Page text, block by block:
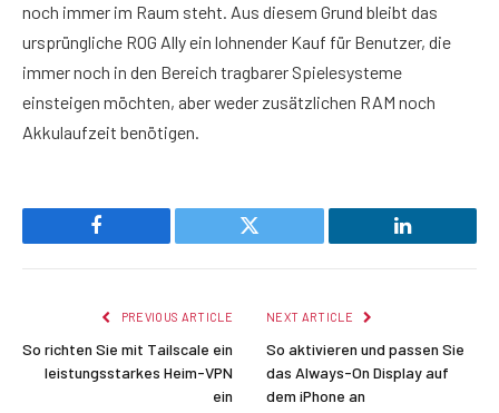
noch immer im Raum steht. Aus diesem Grund bleibt das
ursprüngliche ROG Ally ein lohnender Kauf für Benutzer, die
immer noch in den Bereich tragbarer Spielesysteme
einsteigen möchten, aber weder zusätzlichen RAM noch
Akkulaufzeit benötigen.
Facebook Twitter LinkedIn
PREVIOUS ARTICLE
So richten Sie mit Tailscale ein
leistungsstarkes Heim-VPN
ein
NEXT ARTICLE
So aktivieren und passen Sie
das Always-On Display auf
dem iPhone an